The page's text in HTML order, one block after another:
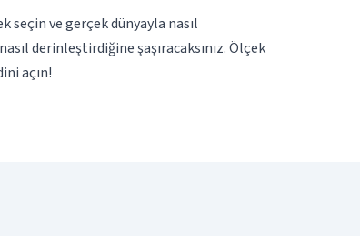
seçin ve gerçek dünyayla nasıl
derinleştirdiğine şaşıracaksınız. Ölçek
açın!